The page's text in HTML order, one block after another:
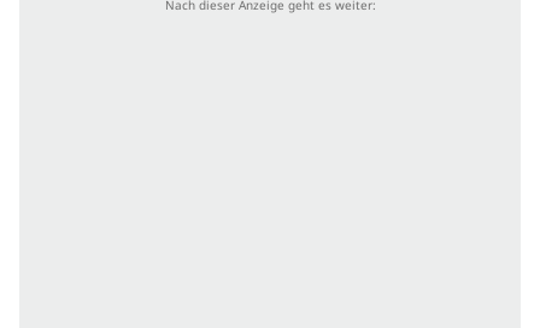
einen Sohn hat. Weiterhin dreht sich die